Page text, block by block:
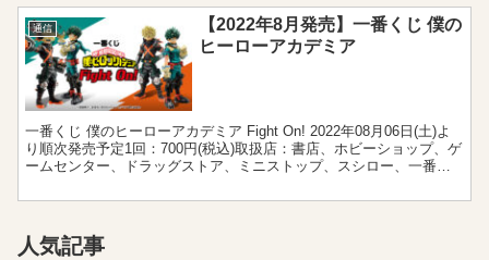
通信
【2022年8月発売】一番くじ 僕の
ヒーローアカデミア
一番くじ 僕のヒーローアカデミア Fight On! 2022年08月06日(土)よ
り順次発売予定1回：700円(税込)取扱店：書店、ホビーショップ、ゲ
ームセンター、ドラッグストア、ミニストップ、スシロー、一番く
人気記事